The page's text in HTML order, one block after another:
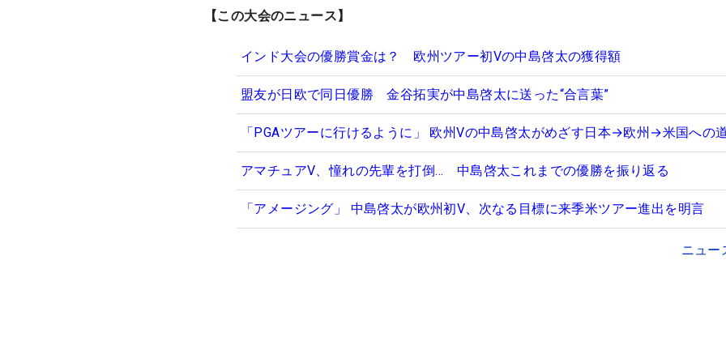
【この大会のニュース】
インド大会の優勝賞金は？ 欧州ツアー初Vの中島啓太の獲得額
盟友が日欧で同日優勝 金谷拓実が中島啓太に送った“合言葉”
「PGAツアーに行けるように」 欧州Vの中島啓太がめざす日本→欧州→米国への
アマチュアV、憧れの先輩を打倒… 中島啓太これまでの優勝を振り返る
「アメージング」 中島啓太が欧州初V、次なる目標に来季米ツアー進出を明言
ニュー